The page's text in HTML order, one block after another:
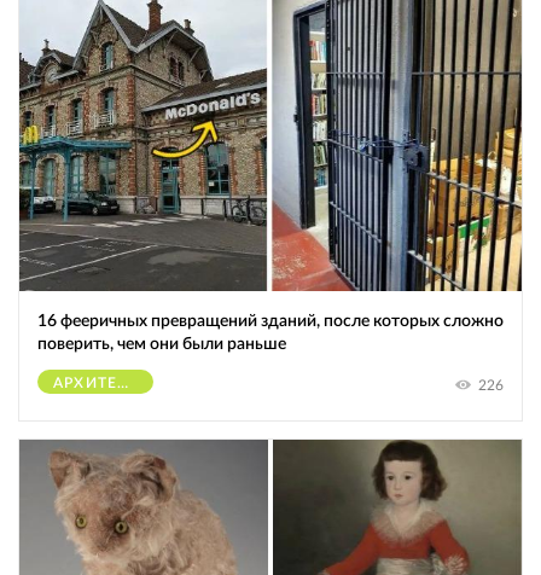
16 фееричных превращений зданий, после которых сложно
поверить, чем они были раньше
АРХИТЕКТУРА 226